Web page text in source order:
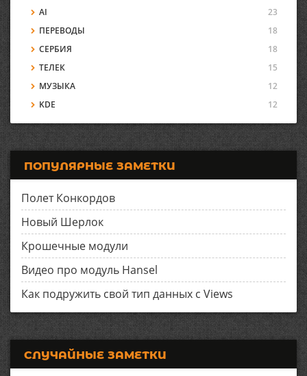
AI
23
ПЕРЕВОДЫ
18
СЕРБИЯ
18
ТЕЛЕК
15
МУЗЫКА
12
KDE
12
ПОПУЛЯРНЫЕ ЗАМЕТКИ
Полет Конкордов
Новый Шерлок
Крошечные модули
Видео про модуль Hansel
Как подружить свой тип данных с Views
СЛУЧАЙНЫЕ ЗАМЕТКИ